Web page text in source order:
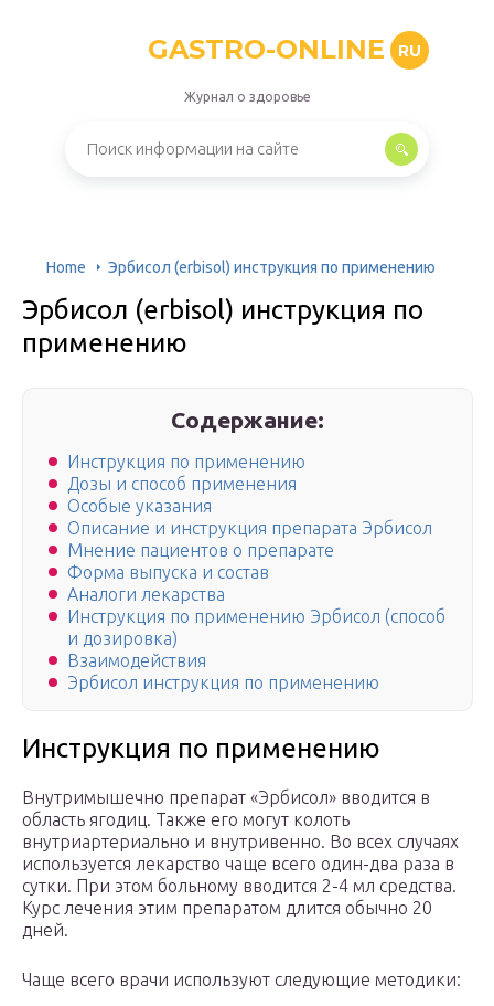
GASTRO-ONLINE RU
Журнал о здоровье
Home Эрбисол (erbisol) инструкция по применению
Эрбисол (erbisol) инструкция по
применению
Содержание:
Инструкция по применению
Дозы и способ применения
Особые указания
Описание и инструкция препарата Эрбисол
Мнение пациентов о препарате
Форма выпуска и состав
Аналоги лекарства
Инструкция по применению Эрбисол (способ
и дозировка)
Взаимодействия
Эрбисол инструкция по применению
Инструкция по применению
Внутримышечно препарат «Эрбисол» вводится в
область ягодиц. Также его могут колоть
внутриартериально и внутривенно. Во всех случаях
используется лекарство чаще всего один-два раза в
сутки. При этом больному вводится 2-4 мл средства.
Курс лечения этим препаратом длится обычно 20
дней.
Чаще всего врачи используют следующие методики: